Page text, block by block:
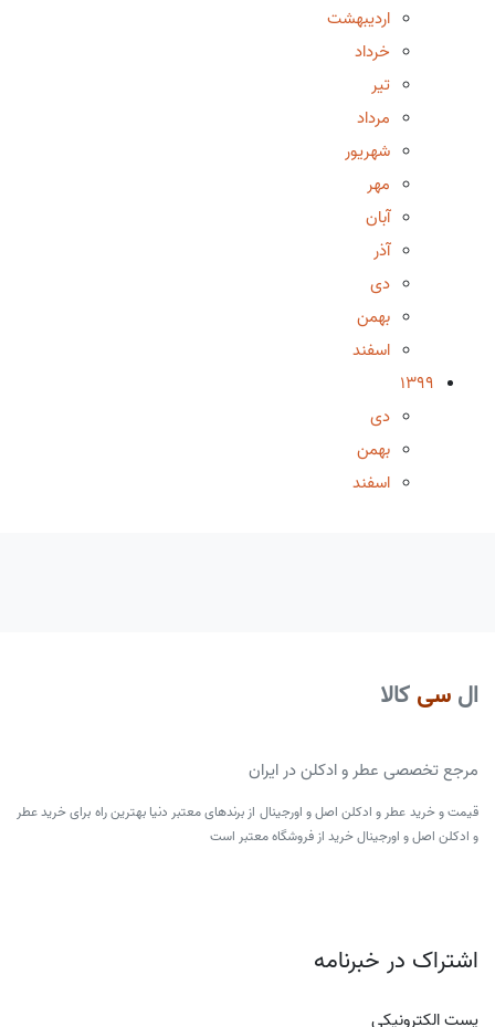
اردیبهشت
خرداد
تیر
مرداد
شهریور
مهر
آبان
آذر
دی
بهمن
اسفند
1399
دی
بهمن
اسفند
ال سی کالا
مرجع تخصصی عطر و ادکلن در ایران
قیمت و خرید عطر و ادکلن اصل و اورجینال از برندهای معتبر دنیا بهترین راه برای خرید عطر
و ادکلن اصل و اورجینال خرید از فروشگاه معتبر است
اشتراک در خبرنامه
پست الکترونیکی